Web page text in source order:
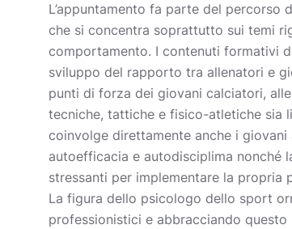
L’appuntamento fa parte del
che si concentra soprattutto sui temi
comportamento. I contenuti formativi
sviluppo del rapporto tra allenatori e
punti di forza dei giovani calciatori,
tecniche, tattiche e fisico-atletiche sia
coinvolge direttamente anche i
autoefficacia e autodisciplima nonché
stressanti per implementare la propria
La figura dello psicologo dello sport
professionistici e abbracciando